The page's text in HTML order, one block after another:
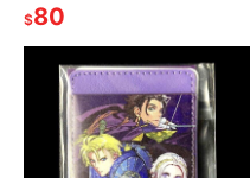
【台中星光電玩】
$80